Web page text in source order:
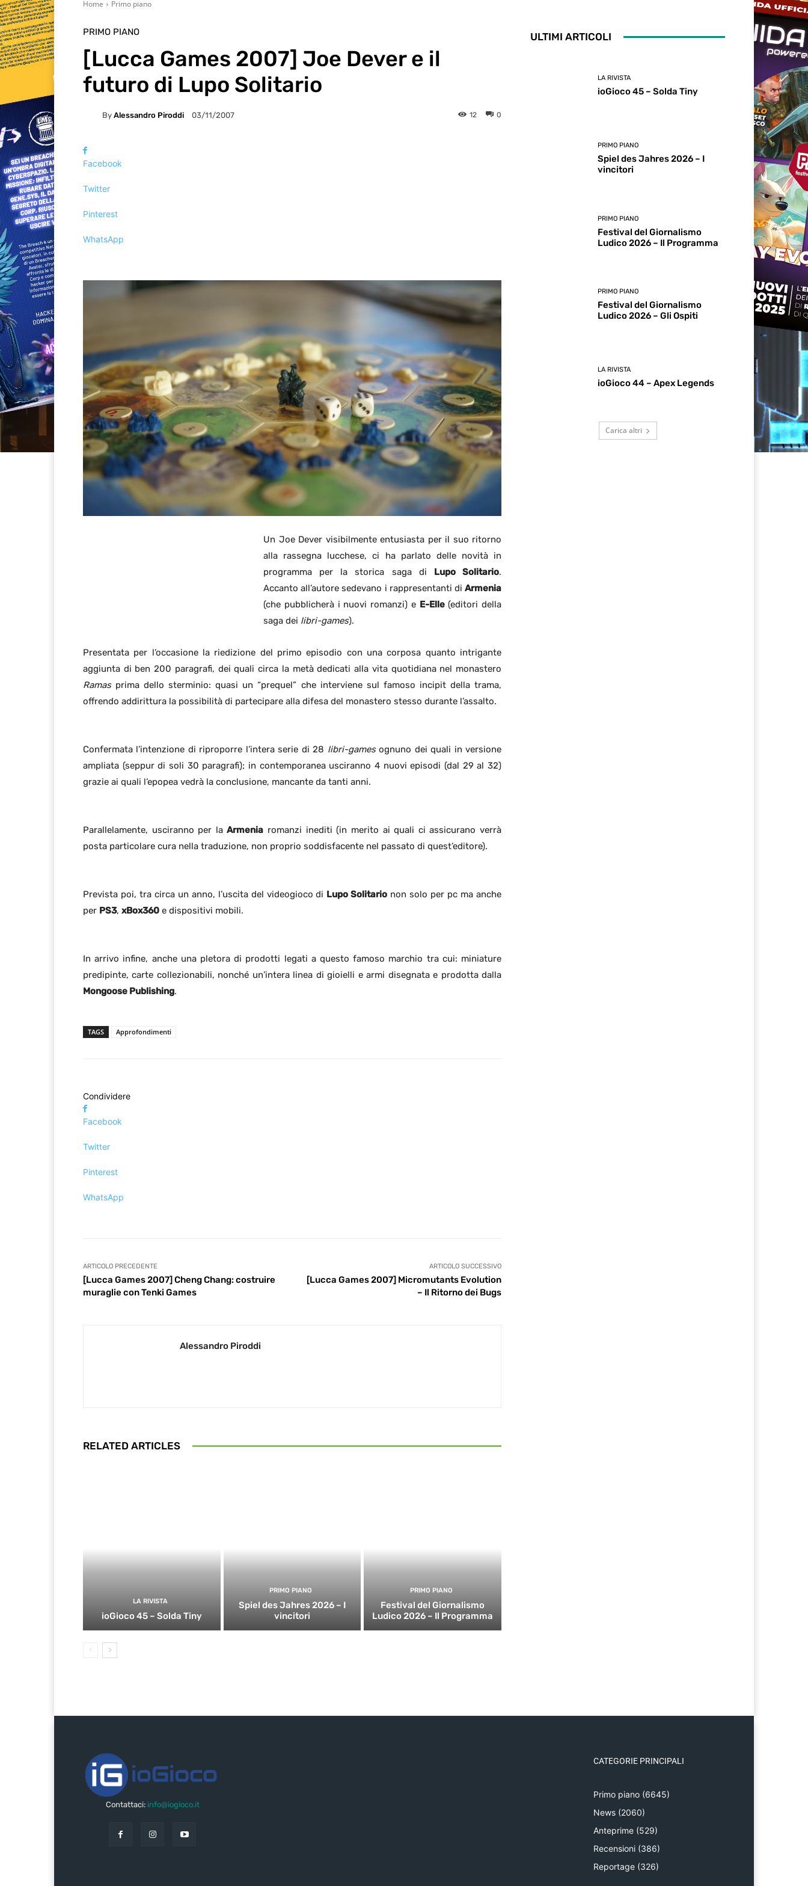
Home Primo piano
PRIMO PIANO
[Lucca Games 2007] Joe Dever e il
futuro di Lupo Solitario
By Alessandro Piroddi 03/11/2007 0
12
Facebook
Twitter
Pinterest
WhatsApp
Un Joe Dever visibilmente entusiasta per il suo ritorno
alla rassegna lucchese, ci ha parlato delle novità in
programma per la storica saga di Lupo Solitario.
Accanto all’autore sedevano i rappresentanti di Armenia
(che pubblicherà i nuovi romanzi) e E-Elle(editori della
saga dei libri-games).
Presentata per l’occasione la riedizione del primo episodio con una corposa quanto intrigante
aggiunta di ben 200 paragrafi, dei quali circa la metà dedicati alla vita quotidiana nel monastero
Ramasprima dello sterminio: quasi un “prequel” che interviene sul famoso incipit della trama,
offrendo addirittura la possibilità di partecipare alla difesa del monastero stesso durante l’assalto.
Confermata l’intenzione di riproporre l’intera serie di 28 libri-gamesognuno dei quali in versione
ampliata (seppur di soli 30 paragrafi); in contemporanea usciranno 4 nuovi episodi (dal 29 al 32)
grazie ai quali l’epopea vedrà la conclusione, mancante da tanti anni.
Parallelamente, usciranno per laArmenia romanzi inediti (in merito ai quali ci assicurano verrà
posta particolare cura nella traduzione, non proprio soddisfacente nel passato di quest’editore).
Prevista poi, tra circa un anno, l’uscita del videogioco di Lupo Solitario non solo per pc ma anche
per PS3, xBox360 e dispositivi mobili.
In arrivo infine, anche una pletora di prodotti legati a questo famoso marchio tra cui: miniature
predipinte, carte collezionabili, nonché un’intera linea di gioielli e armi disegnata e prodotta dalla
Mongoose Publishing.
TAGS Approfondimenti
Condividere
Facebook
Twitter
Pinterest
WhatsApp
ARTICOLO PRECEDENTE
[Lucca Games 2007] Cheng Chang: costruire
muraglie con Tenki Games
ARTICOLO SUCCESSIVO
[Lucca Games 2007] Micromutants Evolution
– Il Ritorno dei Bugs
Alessandro Piroddi
RELATED ARTICLES
LA RIVISTA
ioGioco 45 – Solda Tiny
PRIMO PIANO
Spiel des Jahres 2026 – I
vincitori
PRIMO PIANO
Festival del Giornalismo
Ludico 2026 – Il Programma
ULTIMI ARTICOLI
LA RIVISTA
ioGioco 45 – Solda Tiny
PRIMO PIANO
Spiel des Jahres 2026 – I
vincitori
PRIMO PIANO
Festival del Giornalismo
Ludico 2026 – Il Programma
PRIMO PIANO
Festival del Giornalismo
Ludico 2026 – Gli Ospiti
LA RIVISTA
ioGioco 44 – Apex Legends
Carica altri
Contattaci: info@iogioco.it
CATEGORIE PRINCIPALI
Primo piano (6645)
News (2060)
Anteprime (529)
Recensioni (386)
Reportage (326)